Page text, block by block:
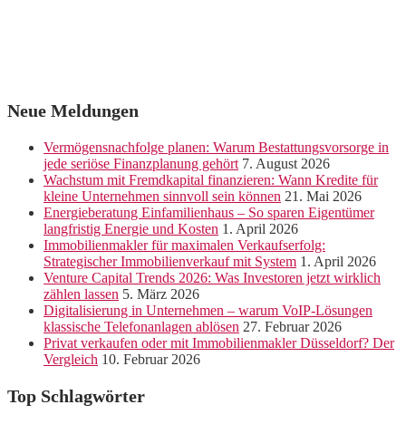
Neue Meldungen
Vermögensnachfolge planen: Warum Bestattungsvorsorge in
jede seriöse Finanzplanung gehört 7. August 2026
Wachstum mit Fremdkapital finanzieren: Wann Kredite für
kleine Unternehmen sinnvoll sein können 21. Mai 2026
Energieberatung Einfamilienhaus – So sparen Eigentümer
langfristig Energie und Kosten 1. April 2026
Immobilienmakler für maximalen Verkaufserfolg:
Strategischer Immobilienverkauf mit System 1. April 2026
Venture Capital Trends 2026: Was Investoren jetzt wirklich
zählen lassen 5. März 2026
Digitalisierung in Unternehmen – warum VoIP-Lösungen
klassische Telefonanlagen ablösen 27. Februar 2026
Privat verkaufen oder mit Immobilienmakler Düsseldorf? Der
Vergleich 10. Februar 2026
Top Schlagwörter